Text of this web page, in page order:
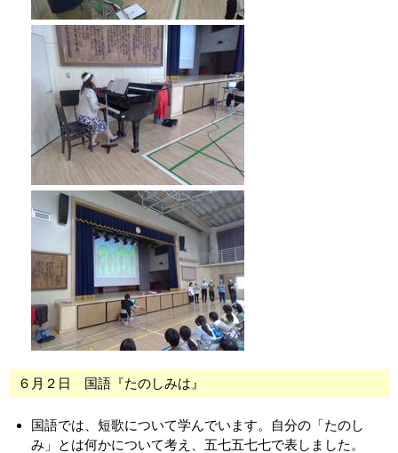
６月２日 国語『たのしみは』
国語では、短歌について学んでいます。自分の「たのし
み」とは何かについて考え、五七五七七で表しました。